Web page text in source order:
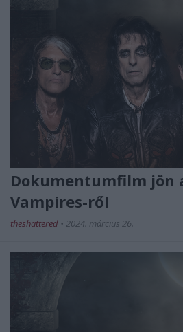
Dokumentumfilm jön
Vampires-ről
theshattered • 2024. március 26.